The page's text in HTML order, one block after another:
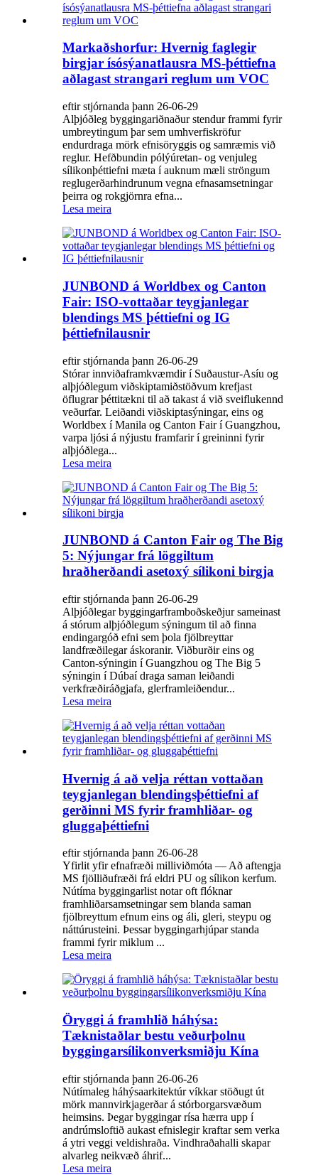
Markaðshorfur: Hvernig faglegir
birgjar ísósýanatlausra MS-þéttiefna
aðlagast strangari reglum um VOC
eftir stjórnanda þann 26-06-29
Alþjóðleg byggingariðnaður stendur frammi fyrir
umbreytingum þar sem umhverfiskröfur
endurdraga mörk efnisöryggis og samræmis við
reglur. Hefðbundin pólýúretan- og venjuleg
sílikonþéttiefni mæta í auknum mæli ströngum
reglugerðarhindrunum vegna efnasamsetningar
þeirra og rokgjörnra efna...
Lesa meira
JUNBOND á Worldbex og Canton
Fair: ISO-vottaðar teygjanlegar
blendings MS þéttiefni og IG
þéttiefnilausnir
eftir stjórnanda þann 26-06-29
Stórar innviðaframkvæmdir í Suðaustur-Asíu og
alþjóðlegum viðskiptamiðstöðvum krefjast
öflugrar þéttitækni til að takast á við sveiflukennd
veðurfar. Leiðandi viðskiptasýningar, eins og
Worldbex í Manila og Canton Fair í Guangzhou,
varpa ljósi á nýjustu framfarir í greininni fyrir
alþjóðlega...
Lesa meira
JUNBOND á Canton Fair og The Big
5: Nýjungar frá löggiltum
hraðherðandi asetoxý sílikoni birgja
eftir stjórnanda þann 26-06-29
Alþjóðlegar byggingarframboðskeðjur sameinast
á stórum alþjóðlegum sýningum til að finna
endingargóð efni sem þola fjölbreyttar
landfræðilegar áskoranir. Viðburðir eins og
Canton-sýningin í Guangzhou og The Big 5
sýningin í Dúbaí draga saman leiðandi
verkfræðiráðgjafa, glerframleiðendur...
Lesa meira
Hvernig á að velja réttan vottaðan
teygjanlegan blendingsþéttiefni af
gerðinni MS fyrir framhliðar- og
gluggaþéttiefni
eftir stjórnanda þann 26-06-28
Yfirlit yfir efnafræði milliviðmóta — Að aftengja
MS fjölliðufræði frá eldri PU og sílikon kerfum.
Nútíma byggingarlist notar oft flóknar
framhliðarsamsetningar sem blanda saman
fjölbreyttum efnum eins og áli, gleri, steypu og
náttúrusteini. Þessar byggingarhjúpar standa
frammi fyrir miklum ...
Lesa meira
Öryggi á framhlið háhýsa:
Tæknistaðlar bestu veðurþolnu
byggingarsílikonverksmiðju Kína
eftir stjórnanda þann 26-06-26
Nútímaleg háhýsaarkitektúr víkkar stöðugt út
mörk mannvirkjagerðar á stórborgarsvæðum
heimsins. Þegar byggingar rísa hærra upp í
andrúmsloftið aukast efnislegir kraftar sem verka
á ytri veggi veldishraða. Vindhraðahalli skapar
alvarleg neikvæð áhrif...
Lesa meira